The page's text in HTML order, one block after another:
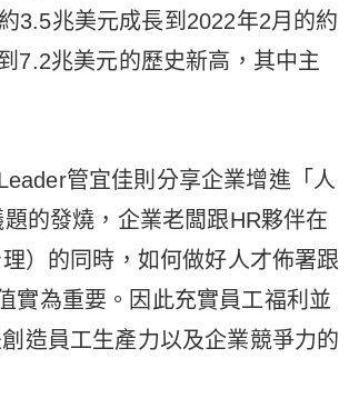
3.5兆美元成長到2022年2月的約
7.2兆美元的歷史新高，其中主
管宜佳則分享企業增進「人
的發燒，企業老闆跟HR夥伴在
）的同時，如何做好人才佈署跟
實為重要。因此充實員工福利並
造員工生產力以及企業競爭力的